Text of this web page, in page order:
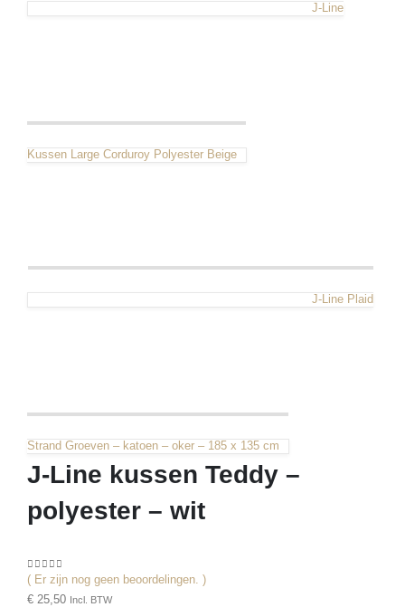
J-Line
Kussen Large Corduroy Polyester Beige
J-Line Plaid
Strand Groeven – katoen – oker – 185 x 135 cm
J-Line kussen Teddy –
polyester – wit
0 out of 5
( Er zijn nog geen beoordelingen. )
€ 25,50 Incl. BTW